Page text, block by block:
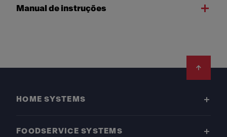
Manual de instruções
HOME SYSTEMS
FOODSERVICE SYSTEMS